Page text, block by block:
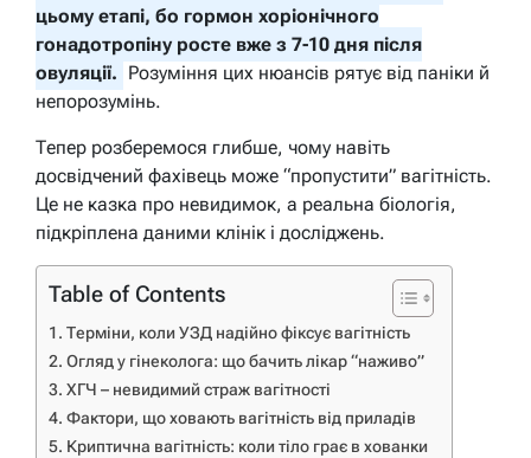
цьому етапі, бо гормон хоріонічного
гонадотропіну росте вже з 7-10 дня після
овуляції. Розуміння цих нюансів рятує від паніки й
непорозумінь.
Тепер розберемося глибше, чому навіть
досвідчений фахівець може “пропустити” вагітність.
Це не казка про невидимок, а реальна біологія,
підкріплена даними клінік і досліджень.
Table of Contents
Терміни, коли УЗД надійно фіксує вагітність
Огляд у гінеколога: що бачить лікар “наживо”
ХГЧ – невидимий страж вагітності
Фактори, що ховають вагітність від приладів
Криптична вагітність: коли тіло грає в хованки